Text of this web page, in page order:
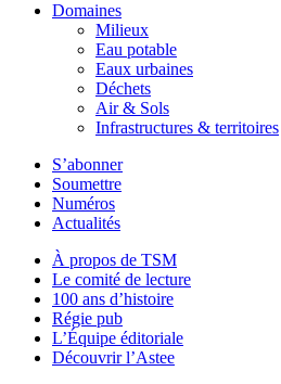
Domaines
Milieux
Eau potable
Eaux urbaines
Déchets
Air & Sols
Infrastructures & territoires
S’abonner
Soumettre
Numéros
Actualités
À propos de TSM
Le comité de lecture
100 ans d’histoire
Régie pub
L’Équipe éditoriale
Découvrir l’Astee